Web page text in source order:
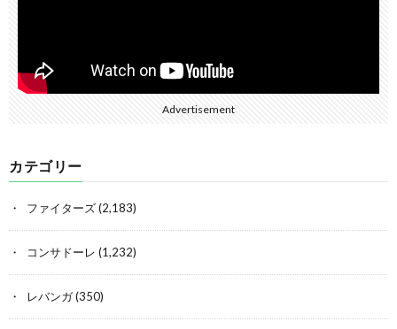
Advertisement
カテゴリー
ファイターズ(2,183)
コンサドーレ (1,232)
レバンガ(350)